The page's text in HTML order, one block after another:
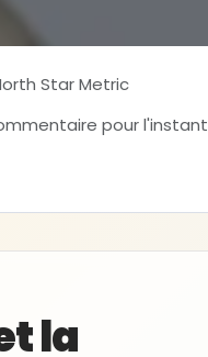
Star Metric
pour l'instant
la